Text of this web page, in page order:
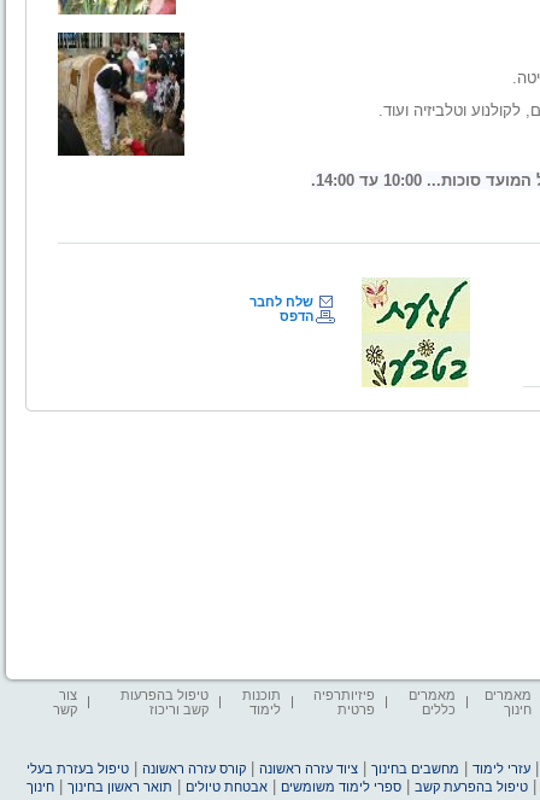
השיבולים בחיטה.
לקולנוע וטלביזיה ועוד.
10:00 עד 14:00.
שלח לחבר
הדפס
מאמרים
חינוך
מאמרים
כללים
פיזיותרפיה
פרטית
תוכנות
לימוד
טיפול בהפרעות
קשב וריכוז
צור
קשר
עזרי לימוד מחשבים בחינוך |ציוד עזרה ראשונה |קורס עזרה ראשונה |טיפול בעזרת בעלי
|טיפול בהפרעת קשב |ספרי לימוד משומשים |אבטחת טיולים תואר ראשון בחינוך |חינוך